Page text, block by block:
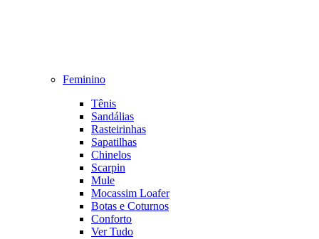
Feminino
Tênis
Sandálias
Rasteirinhas
Sapatilhas
Chinelos
Scarpin
Mule
Mocassim Loafer
Botas e Coturnos
Conforto
Ver Tudo